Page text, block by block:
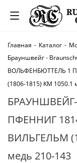
Главная - Каталог -
Брауншвейг -
ВОЛЬФЕНБЮТТЕЛЬ 1
(1806-1815) KM 1050.1
ПФЕННИГ
ВИЛЬГЕЛЬМ
медь 210-143